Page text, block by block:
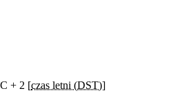
+ 2 [czas letni (DST)]